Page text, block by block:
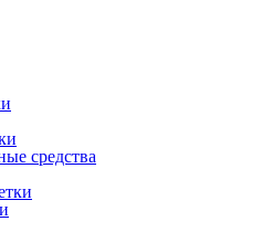
средства